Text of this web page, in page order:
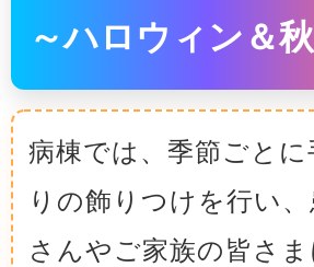
～ハロウィン＆
病棟では、季節ごとに
りの飾りつけを行い、
さんやご家族の皆さ